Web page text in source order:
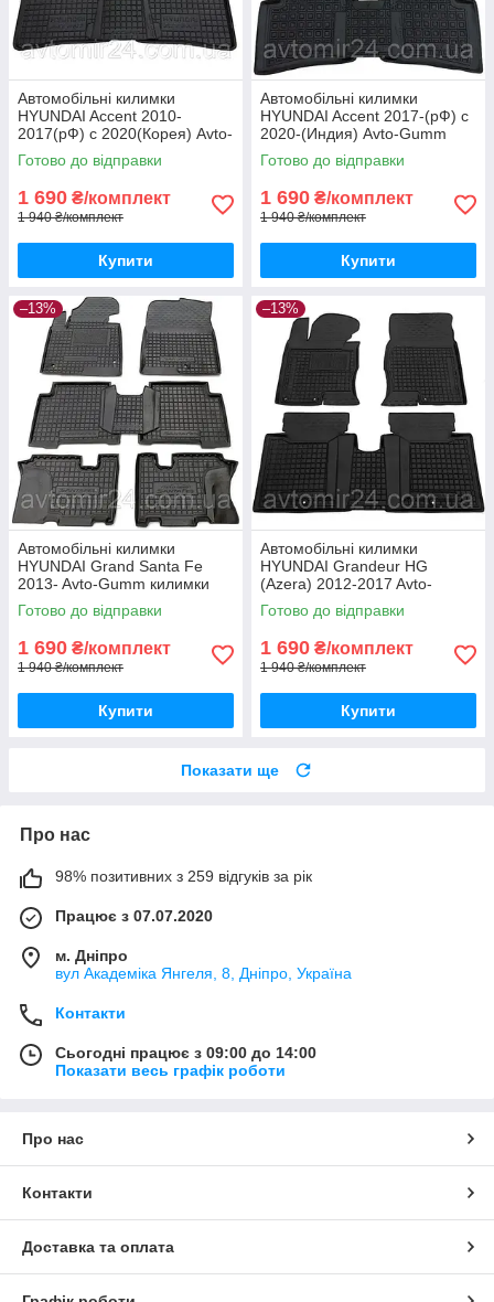
Автомобільні килимки
HYUNDAI Accent 2010-
2017(рФ) с 2020(Корея) Avto-
Gumm килимки для авто
ХЮНДАЙ Акцент 2010-2017
Готово до відправки
1 690 ₴/комплект
1 940 ₴/комплект
Купити
Автомобільні килимки
HYUNDAI Accent 2017-(рФ) с
2020-(Индия) Avto-Gumm
килимки для авто ХЮНДАЙ
Акцент 2017-
Готово до відправки
1 690 ₴/комплект
1 940 ₴/комплект
Купити
–13%
Автомобільні килимки
HYUNDAI Grand Santa Fe
2013- Avto-Gumm килимки
для авто ХЮНДАЙ Гранд
Санта Фе 2013- Автогум
Готово до відправки
1 690 ₴/комплект
1 940 ₴/комплект
Купити
–13%
Автомобільні килимки
HYUNDAI Grandeur HG
(Azera) 2012-2017 Avto-
Gumm килимки для авто
ХЮНДАЙ Грандеур ХГ Азера
Готово до відправки
1 690 ₴/комплект
1 940 ₴/комплект
Купити
Показати ще
Про нас
98% позитивних з 259 відгуків за рік
Працює з 07.07.2020
м. Дніпро
вул Академіка Янгеля, 8, Дніпро, Україна
Контакти
Сьогодні працює з 09:00 до 14:00
Показати весь графік роботи
Про нас
Контакти
Доставка та оплата